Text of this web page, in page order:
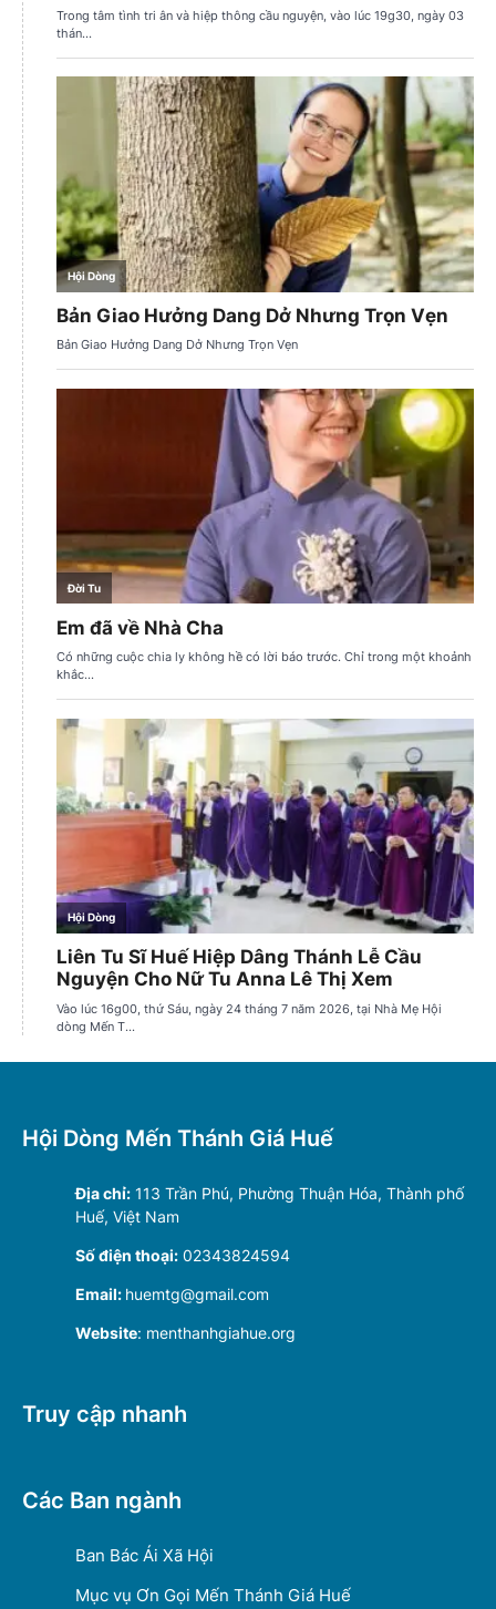
Hội Dòng Mến Thánh Giá Huế
Địa chỉ: 113 Trần Phú, Phường Thuận Hóa, Thành phố
Huế, Việt Nam
Số điện thoại: 02343824594
Email: huemtg@gmail.com
Website: menthanhgiahue.org
Truy cập nhanh
Các Ban ngành
Ban Bác Ái Xã Hội
Mục vụ Ơn Gọi Mến Thánh Giá Huế